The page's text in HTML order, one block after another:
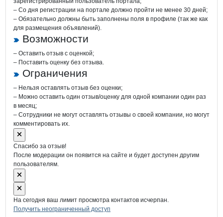
– Со дня регистрации на портале должно пройти не менее 30 дней;
– Обязательно должны быть заполнены поля в профиле (так же как
для размещения объявлений).
Возможности
– Оставить отзыв с оценкой;
– Поставить оценку без отзыва.
Ограничения
– Нельзя оставлять отзыв без оценки;
– Можно оставить один отзыв/оценку для одной компании один раз
в месяц;
– Сотрудники не могут оставлять отзывы о своей компании, но могут
комментировать их.
Спасибо за отзыв!
После модерации он появится на сайте и будет доступен другим
пользователям.
На сегодня ваш лимит просмотра контактов исчерпан.
Получить неограниченный доступ